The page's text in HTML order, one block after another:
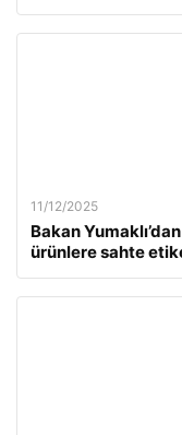
11/12/2025
Bakan
ürünlere sahte